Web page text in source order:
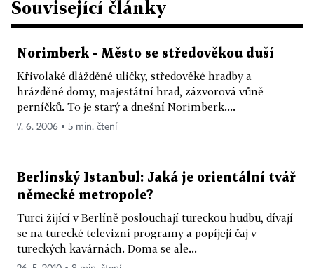
Související články
Norimberk - Město se středověkou duší
Křivolaké dlážděné uličky, středověké hradby a
hrázděné domy, majestátní hrad, zázvorová vůně
perníčků. To je starý a dnešní Norimberk....
7. 6. 2006 ▪ 5 min. čtení
Berlínský Istanbul: Jaká je orientální tvář
německé metropole?
Turci žijící v Berlíně poslouchají tureckou hudbu, dívají
se na turecké televizní programy a popíjejí čaj v
tureckých kavárnách. Doma se ale...